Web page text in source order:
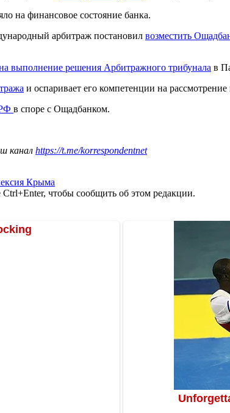
на финансовое состояние банка.
арбитраж постановил возместить
выполнение решения Арбитражного трибунала в
и оспаривает его компетенции на
в споре с Ощадбанком.
канал https://t.me/korrespondentnet
Крыма
чтобы сообщить об этом редакции.